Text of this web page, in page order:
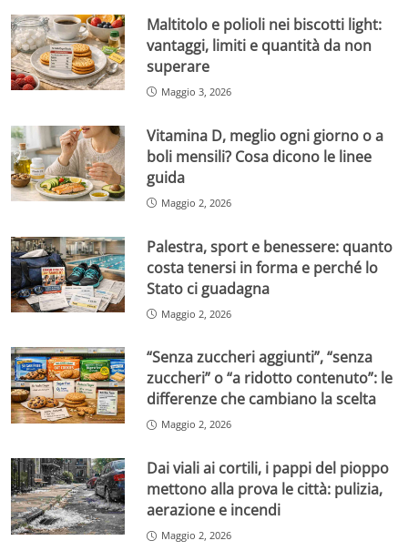
Maltitolo e polioli nei biscotti light:
vantaggi, limiti e quantità da non
superare
Maggio 3, 2026
Vitamina D, meglio ogni giorno o a
boli mensili? Cosa dicono le linee
guida
Maggio 2, 2026
Palestra, sport e benessere: quanto
costa tenersi in forma e perché lo
Stato ci guadagna
Maggio 2, 2026
“Senza zuccheri aggiunti”, “senza
zuccheri” o “a ridotto contenuto”: le
differenze che cambiano la scelta
Maggio 2, 2026
Dai viali ai cortili, i pappi del pioppo
mettono alla prova le città: pulizia,
aerazione e incendi
Maggio 2, 2026